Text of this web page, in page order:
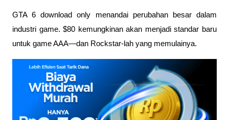
GTA 6 download only menandai perubahan besar dalam
industri game. $80 kemungkinan akan menjadi standar baru
untuk game AAA—dan Rockstar-lah yang memulainya.